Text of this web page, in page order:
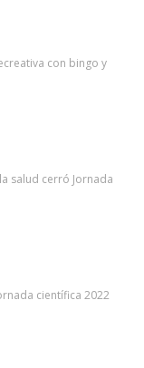
con bingo y
salud cerró Jornada
científica 2022